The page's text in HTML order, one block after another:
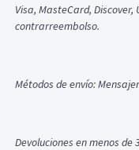
Visa, MasteCard, Discover,
contrarreembolso.
Métodos de envío:
Devoluciones en menos de